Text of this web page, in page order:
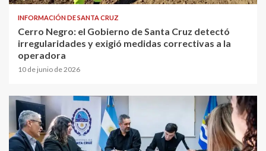
INFORMACIÓN DE SANTA CRUZ
Cerro Negro: el Gobierno de Santa Cruz detectó
irregularidades y exigió medidas correctivas a la
operadora
10 de junio de 2026